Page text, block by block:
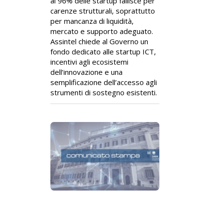
carenze strutturali, soprattutto
per mancanza di liquidità,
mercato e supporto adeguato.
Assintel chiede al Governo un
fondo dedicato alle startup ICT,
incentivi agli ecosistemi
dell’innovazione e una
semplificazione dell’accesso agli
strumenti di sostegno esistenti.